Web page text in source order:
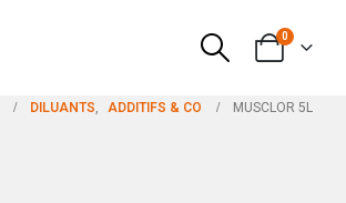
0
DILUANTS, ADDITIFS & CO MUSCLOR 5L